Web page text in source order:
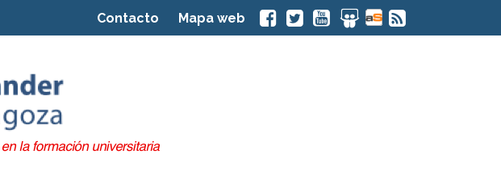
Contacto Mapa web